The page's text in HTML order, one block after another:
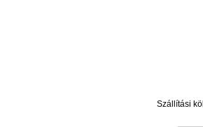
Szállítási